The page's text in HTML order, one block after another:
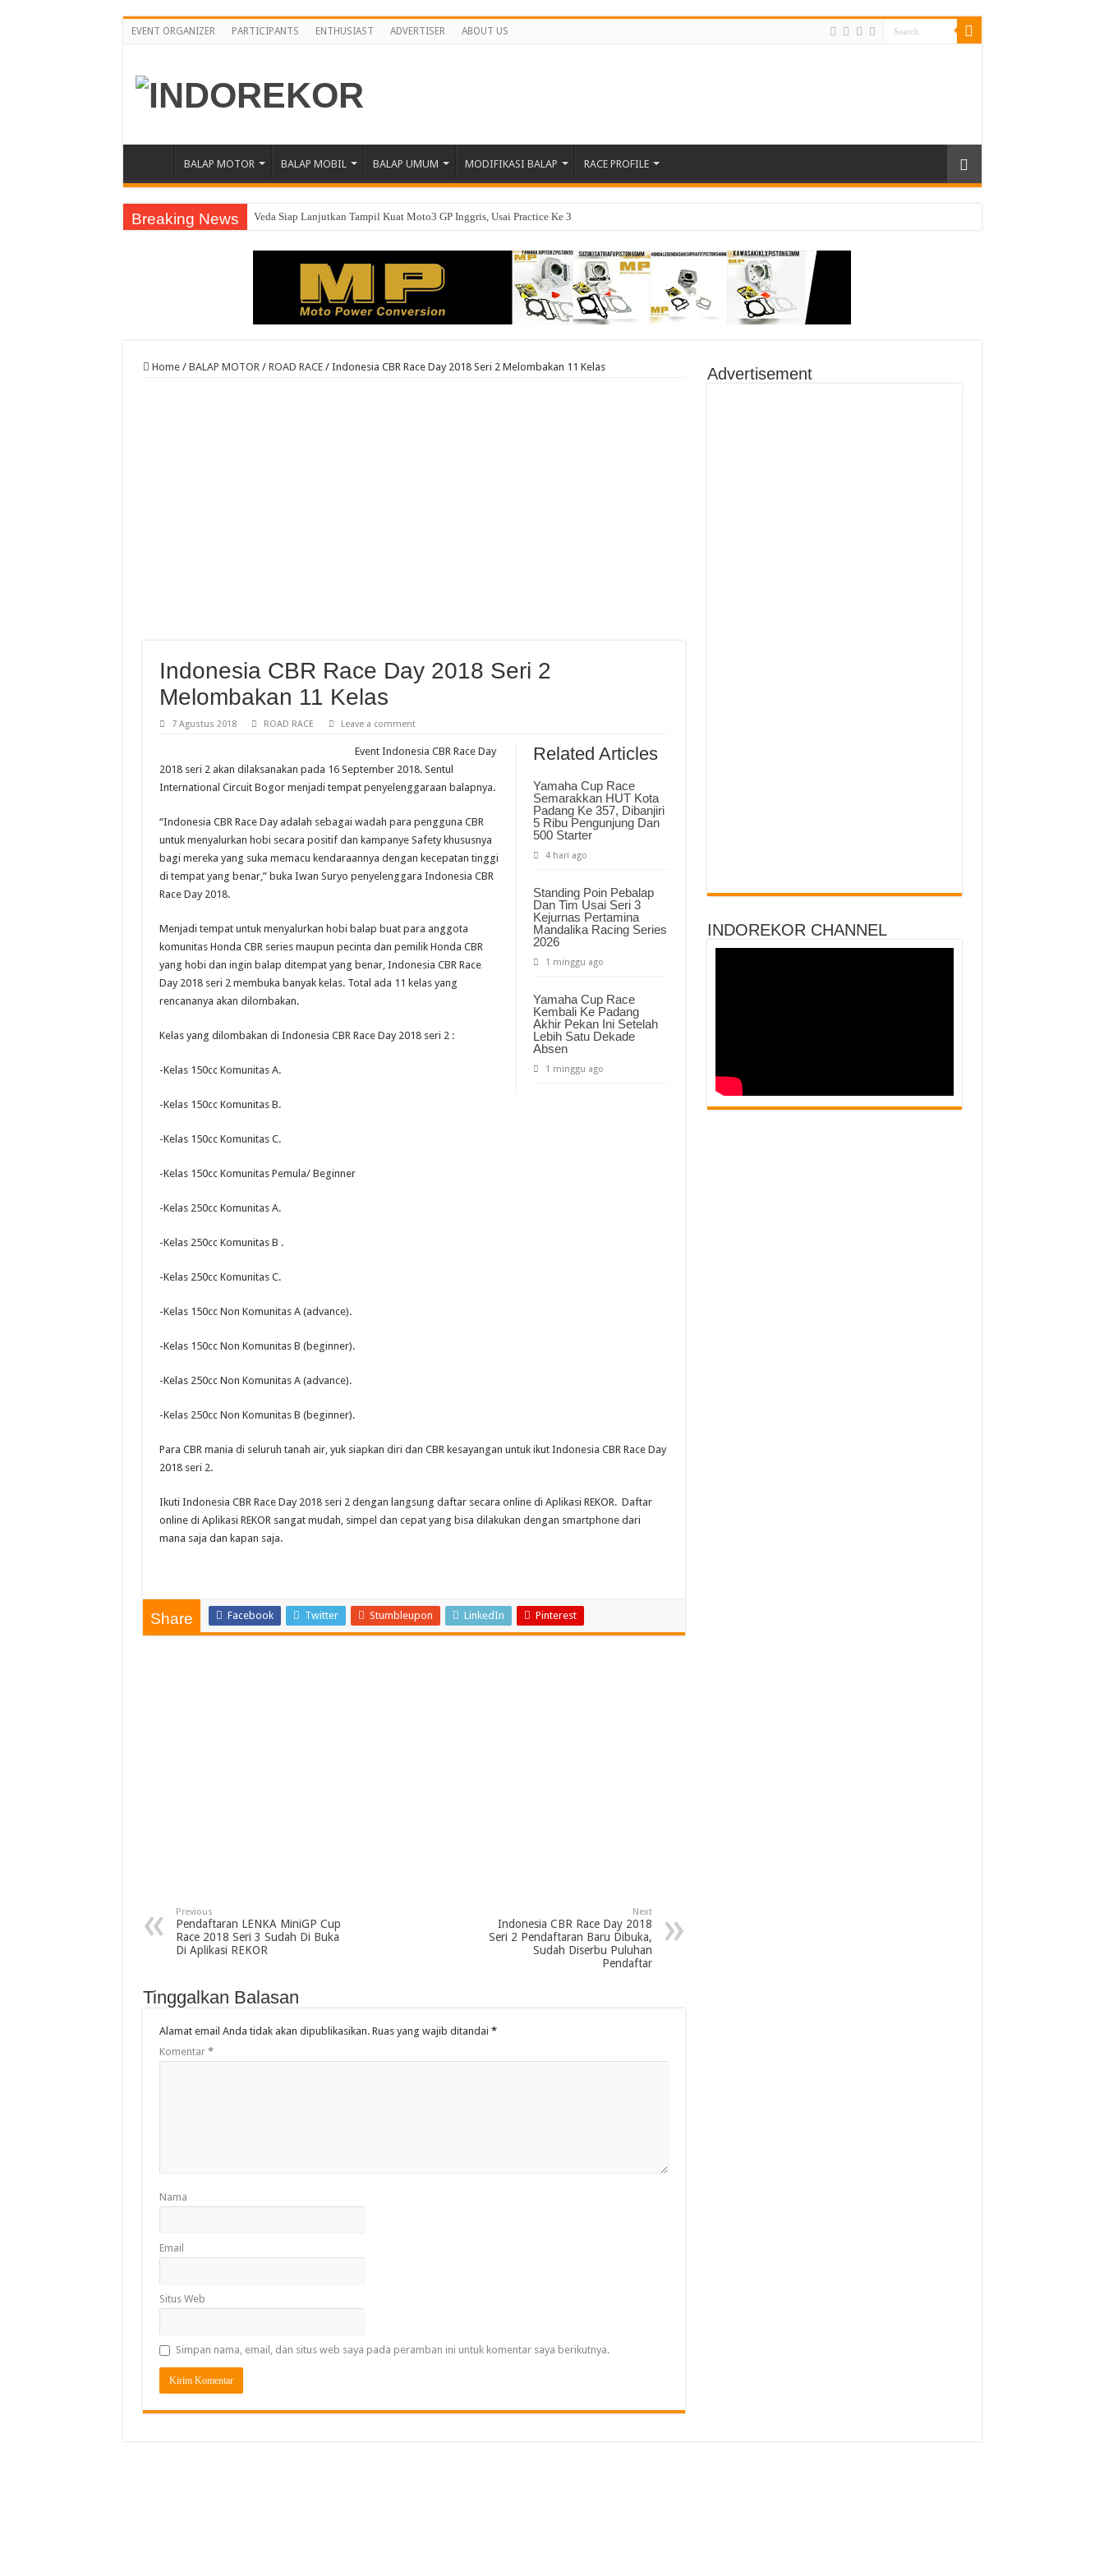
EVENT ORGANIZER PARTICIPANTS ENTHUSIAST ADVERTISER ABOUT US
BALAP MOTOR BALAP MOBIL BALAP UMUM MODIFIKASI BALAP RACE PROFILE
Breaking News Veda Siap Lanjutkan Tampil Kuat Moto3 GP Inggris, Usai Practice Ke 3
Moto2 Inggris, Mario Incar Poin Dan Lebih Dekat Di Barisan Depan
Awali Paruh Kedua MotoGP 2026 Di Inggris, Veda Berjuang Untuk Melesat Di Moto3 Inggris
Pebalap Astra Honda Bertekad Lanjutkan Performa Positif di ARRC Mandalika
Yamaha Cup Race Semarakkan HUT Kota Padang Ke 357, Dibanjiri 5 Ribu Pengunjung Dan 500 Starter
Home / BALAP MOTOR / ROAD RACE / Indonesia CBR Race Day 2018 Seri 2 Melombakan 11 Kelas
Indonesia CBR Race Day 2018 Seri 2
Melombakan 11 Kelas
7 Agustus 2018 ROAD RACE Leave a comment
Related Articles
Yamaha Cup Race
Semarakkan HUT Kota
Padang Ke 357, Dibanjiri
5 Ribu Pengunjung Dan
500 Starter
4 hari ago
Standing Poin Pebalap
Dan Tim Usai Seri 3
Kejurnas Pertamina
Mandalika Racing Series
2026
1 minggu ago
Yamaha Cup Race
Kembali Ke Padang
Akhir Pekan Ini Setelah
Lebih Satu Dekade
Absen
1 minggu ago
Event Indonesia CBR Race Day
2018 seri 2 akan dilaksanakan pada 16 September 2018. Sentul
International Circuit Bogor menjadi tempat penyelenggaraan balapnya.
“Indonesia CBR Race Day adalah sebagai wadah para pengguna CBR
untuk menyalurkan hobi secara positif dan kampanye Safety khususnya
bagi mereka yang suka memacu kendaraannya dengan kecepatan tinggi
di tempat yang benar,” buka Iwan Suryo penyelenggara Indonesia CBR
Race Day 2018.
Menjadi tempat untuk menyalurkan hobi balap buat para anggota
komunitas Honda CBR series maupun pecinta dan pemilik Honda CBR
yang hobi dan ingin balap ditempat yang benar, Indonesia CBR Race
Day 2018 seri 2 membuka banyak kelas. Total ada 11 kelas yang
rencananya akan dilombakan.
Kelas yang dilombakan di Indonesia CBR Race Day 2018 seri 2 :
-Kelas 150cc Komunitas A.
-Kelas 150cc Komunitas B.
-Kelas 150cc Komunitas C.
-Kelas 150cc Komunitas Pemula/ Beginner
-Kelas 250cc Komunitas A.
-Kelas 250cc Komunitas B .
-Kelas 250cc Komunitas C.
-Kelas 150cc Non Komunitas A (advance).
-Kelas 150cc Non Komunitas B (beginner).
-Kelas 250cc Non Komunitas A (advance).
-Kelas 250cc Non Komunitas B (beginner).
Para CBR mania di seluruh tanah air, yuk siapkan diri dan CBR kesayangan untuk ikut Indonesia CBR Race Day
2018 seri 2.
Ikuti Indonesia CBR Race Day 2018 seri 2 dengan langsung daftar secara online di Aplikasi REKOR. Daftar
online di Aplikasi REKOR sangat mudah, simpel dan cepat yang bisa dilakukan dengan smartphone dari
mana saja dan kapan saja.
Share Facebook Twitter Stumbleupon LinkedIn Pinterest
Previous
Pendaftaran LENKA MiniGP Cup
Race 2018 Seri 3 Sudah Di Buka
Di Aplikasi REKOR
Next
Indonesia CBR Race Day 2018
Seri 2 Pendaftaran Baru Dibuka,
Sudah Diserbu Puluhan
Pendaftar
Tinggalkan Balasan
Alamat email Anda tidak akan dipublikasikan. Ruas yang wajib ditandai *
Komentar *
Nama
Email
Situs Web
Simpan nama, email, dan situs web saya pada peramban ini untuk komentar saya berikutnya.
Advertisement
INDOREKOR CHANNEL